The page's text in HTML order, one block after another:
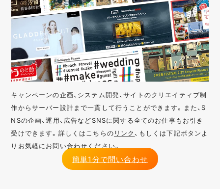
キャンペーンの企画、システム開発、サイトのクリエイティブ制
作からサーバー設計まで一貫して行うことができます。また、S
NSの企画、運用、広告などSNSに関する全てのお仕事もお引き
受けできます。詳しくはこちらの リンク、もしくは下記ボタンよ
りお気軽にお問い合わせください。
簡単1分で問い合わせ